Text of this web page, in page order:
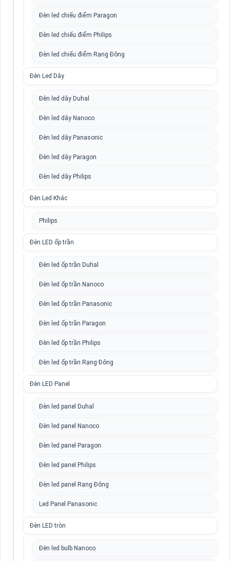
Đèn led chiếu điểm Paragon
Đèn led chiếu điểm Philips
Đèn led chiếu điểm Rạng Đông
Đèn Led Dây
Đèn led dây Duhal
Đèn led dây Nanoco
Đèn led dây Panasonic
Đèn led dây Paragon
Đèn led dây Philips
Đèn Led Khác
Philips
Đèn LED ốp trần
Đèn led ốp trần Duhal
Đèn led ốp trần Nanoco
Đèn led ốp trần Panasonic
Đèn led ốp trần Paragon
Đèn led ốp trần Philips
Đèn led ốp trần Rạng Đông
Đèn LED Panel
Đèn led panel Duhal
Đèn led panel Nanoco
Đèn led panel Paragon
Đèn led panel Philips
Đèn led panel Rạng Đông
Led Panel Panasonic
Đèn LED tròn
Đèn led bulb Nanoco